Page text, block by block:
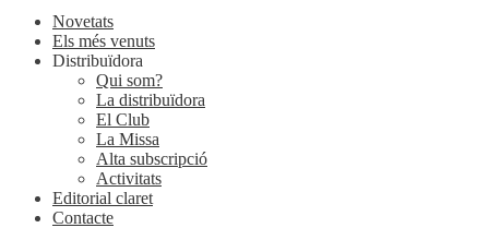
Novetats
Els més venuts
Distribuïdora
Qui som?
La distribuïdora
El Club
La Missa
Alta subscripció
Activitats
Editorial claret
Contacte